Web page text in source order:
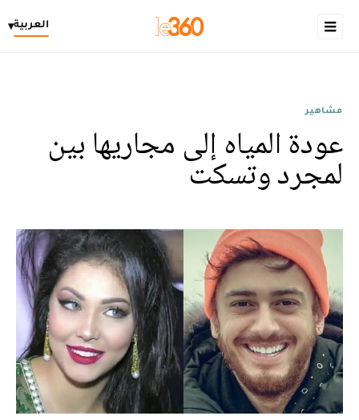
العربية▾
مشاهير
عودة المياه إلى مجاريها بين
لمجرد وتسكت